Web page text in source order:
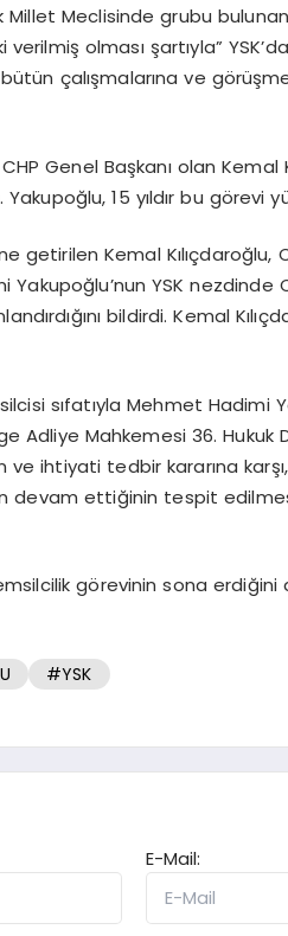
Millet Meclisinde grubu
olması şartıyla”
çalışmalarına ve
Genel Başkanı olan Kemal
15 yıldır bu görevi
getirilen Kemal Kılıçdaroğlu,
YSK
bildirdi. Kemal
sıfatıyla Mehmet Hadimi
Mahkemesi 36. Hukuk
ve ihtiyati tedbir kararına
devam ettiğinin tespit
görevinin sona erdiğini
#YSK
E-Mail: